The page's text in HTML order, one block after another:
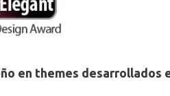
en themes desarrollados